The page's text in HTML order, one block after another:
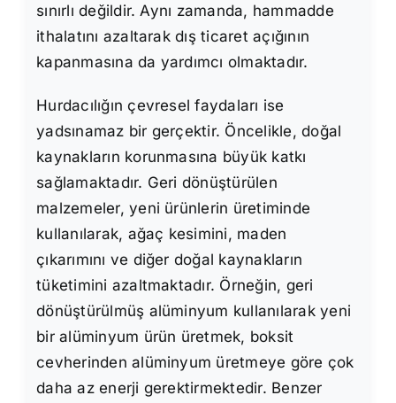
sınırlı değildir. Aynı zamanda, hammadde
ithalatını azaltarak dış ticaret açığının
kapanmasına da yardımcı olmaktadır.
Hurdacılığın çevresel faydaları ise
yadsınamaz bir gerçektir. Öncelikle, doğal
kaynakların korunmasına büyük katkı
sağlamaktadır. Geri dönüştürülen
malzemeler, yeni ürünlerin üretiminde
kullanılarak, ağaç kesimini, maden
çıkarımını ve diğer doğal kaynakların
tüketimini azaltmaktadır. Örneğin, geri
dönüştürülmüş alüminyum kullanılarak yeni
bir alüminyum ürün üretmek, boksit
cevherinden alüminyum üretmeye göre çok
daha az enerji gerektirmektedir. Benzer